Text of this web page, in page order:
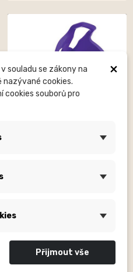
×
souladu se zákony na
nazývané cookies.
cookies souborů pro
Přijmout vše